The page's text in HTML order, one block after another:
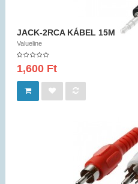
JACK-2RCA KÁBEL 15M
Valueline
1,600 Ft